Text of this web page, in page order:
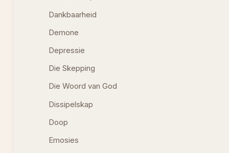
Dankbaarheid
Demone
Depressie
Die Skepping
Die Woord van God
Dissipelskap
Doop
Emosies